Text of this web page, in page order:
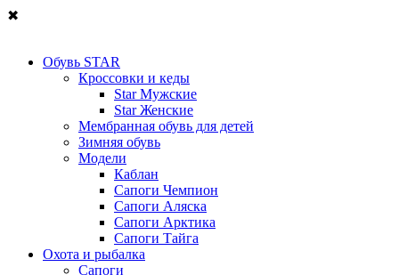
✖
Обувь STAR
Кроссовки и кеды
Star Мужские
Star Женские
Мембранная обувь для детей
Зимняя обувь
Модели
Каблан
Сапоги Чемпион
Сапоги Аляска
Сапоги Арктика
Сапоги Тайга
Охота и рыбалка
Сапоги